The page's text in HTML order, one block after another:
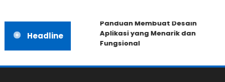
Headline
Panduan Membuat Desain
Aplikasi yang Menarik dan
Fungsional